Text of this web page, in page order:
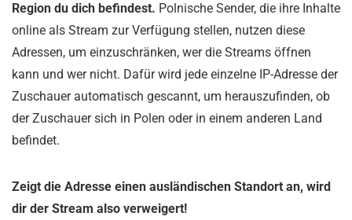
Region du dich befindest. Polnische Sender, die ihre Inhalte
online als Stream zur Verfügung stellen, nutzen diese
Adressen, um einzuschränken, wer die Streams öffnen
kann und wer nicht. Dafür wird jede einzelne IP-Adresse der
Zuschauer automatisch gescannt, um herauszufinden, ob
der Zuschauer sich in Polen oder in einem anderen Land
befindet.
Zeigt die Adresse einen ausländischen Standort an, wird
dir der Stream also verweigert!